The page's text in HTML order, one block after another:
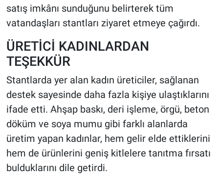
satış imkânı sunduğunu belirterek tüm
vatandaşları stantları ziyaret etmeye çağırdı.
ÜRETİCİ KADINLARDAN
TEŞEKKÜR
Stantlarda yer alan kadın üreticiler, sağlanan
destek sayesinde daha fazla kişiye ulaştıklarını
ifade etti. Ahşap baskı, deri işleme, örgü, beton
döküm ve soya mumu gibi farklı alanlarda
üretim yapan kadınlar, hem gelir elde ettiklerini
hem de ürünlerini geniş kitlelere tanıtma fırsatı
bulduklarını dile getirdi.